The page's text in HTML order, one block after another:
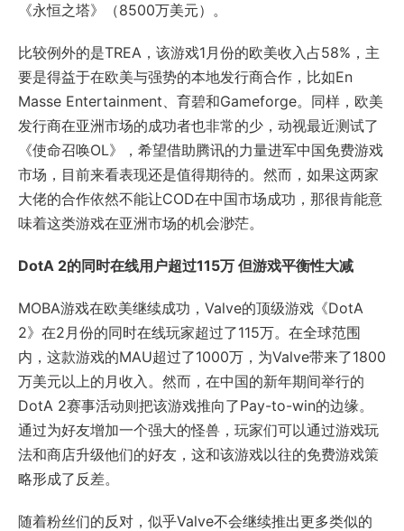
《永恒之塔》（8500万美元）。
比较例外的是TREA，该游戏1月份的欧美收入占58%，主
要是得益于在欧美与强势的本地发行商合作，比如En
Masse Entertainment、育碧和Gameforge。同样，欧美
发行商在亚洲市场的成功者也非常的少，动视最近测试了
《使命召唤OL》，希望借助腾讯的力量进军中国免费游戏
市场，目前来看表现还是值得期待的。然而，如果这两家
大佬的合作依然不能让COD在中国市场成功，那很肯能意
味着这类游戏在亚洲市场的机会渺茫。
DotA 2的同时在线用户超过115万 但游戏平衡性大减
MOBA游戏在欧美继续成功，Valve的顶级游戏《DotA
2》在2月份的同时在线玩家超过了115万。在全球范围
内，这款游戏的MAU超过了1000万，为Valve带来了1800
万美元以上的月收入。然而，在中国的新年期间举行的
DotA 2赛事活动则把该游戏推向了Pay-to-win的边缘。
通过为好友增加一个强大的怪兽，玩家们可以通过游戏玩
法和商店升级他们的好友，这和该游戏以往的免费游戏策
略形成了反差。
随着粉丝们的反对，似乎Valve不会继续推出更多类似的